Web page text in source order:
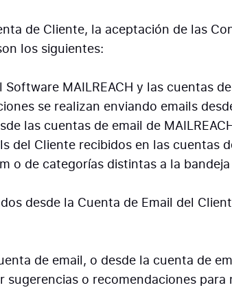
de Cliente, la aceptación de las
los siguientes:
MAILREACH y las cuentas
se realizan enviando emails
las cuentas de email de
del Cliente recibidos en las cuentas
o de categorías distintas a la
desde la Cuenta de Email del
de email, o desde la cuenta de
sugerencias o recomendaciones para